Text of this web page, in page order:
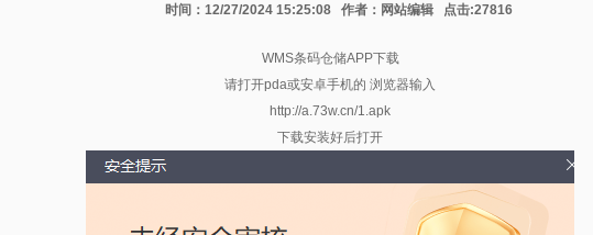
时间：12/27/2024 15:25:08 作者：网站编辑 点击:27816
WMS条码仓储APP下载
请打开pda或安卓手机的 浏览器输入
http://a.73w.cn/1.apk
下载安装好后打开